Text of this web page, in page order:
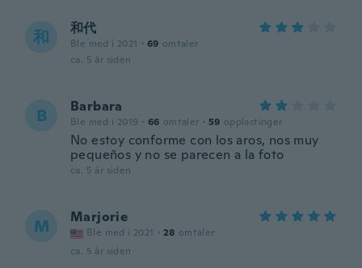
和 和代
Ble med i 2021 · 69 omtaler
ca. 5 år siden
B Barbara
Ble med i 2019 · 66 omtaler · 59 opplastinger
No estoy conforme con los aros, nos muy
pequeños y no se parecen a la foto
ca. 5 år siden
M Marjorie
Ble med i 2021 · 28 omtaler
ca. 5 år siden